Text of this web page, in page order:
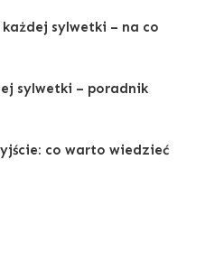
sylwetki – na co
sylwetki – poradnik
co warto wiedzieć